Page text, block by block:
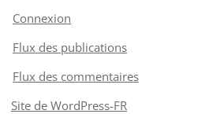
Connexion
Flux des publications
Flux des commentaires
Site de WordPress-FR